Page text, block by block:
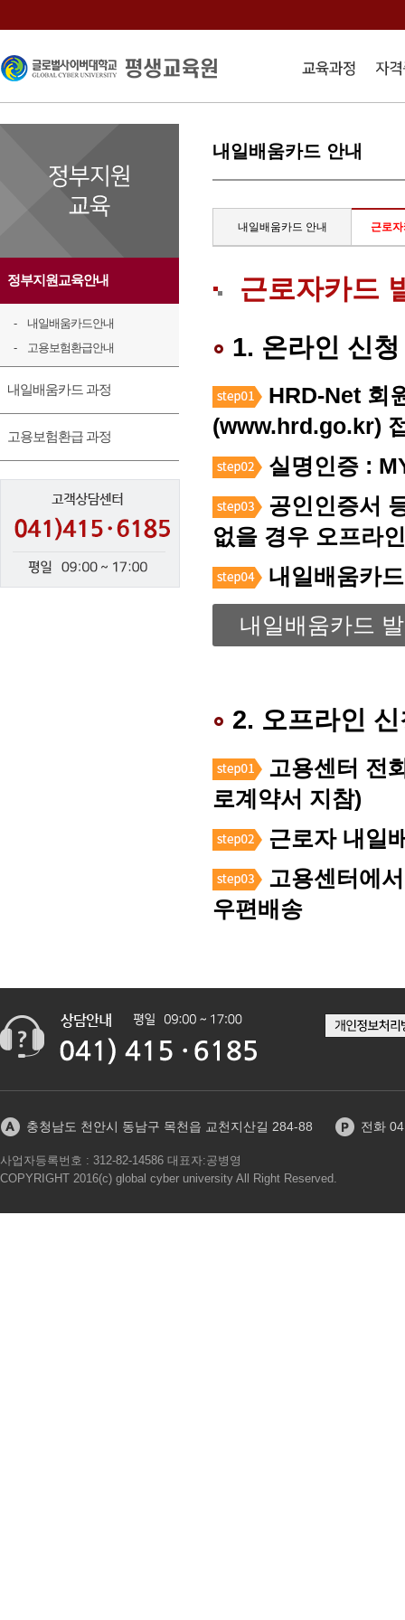
정부지원교육안내
내일배움카드안내
고용보험환급안내
내일배움카드 과정
고용보험환급 과정
내일배움카드 안내
내일배움카드 안내 근로
근로자카드
1. 온라인 신청
HRD-Net 회
(www.hrd.go.kr)
실명인증 :
공인인증서
없을 경우 오프라
내일배움카
내일배움카드
2. 오프라인
고용센터 전
로계약서 지참)
근로자 내일
고용센터에
우편배송
충청남도 천안시 동남구 목천읍 교천지산길 284-88 전화
사업자등록번호 : 312-82-14586 대표자:공병영
COPYRIGHT 2016(c) global cyber university All Right Reserved.